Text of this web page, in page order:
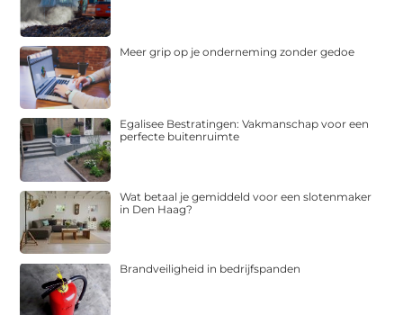
Meer grip op je onderneming zonder gedoe
Egalisee Bestratingen: Vakmanschap voor een
perfecte buitenruimte
Wat betaal je gemiddeld voor een slotenmaker
in Den Haag?
Brandveiligheid in bedrijfspanden